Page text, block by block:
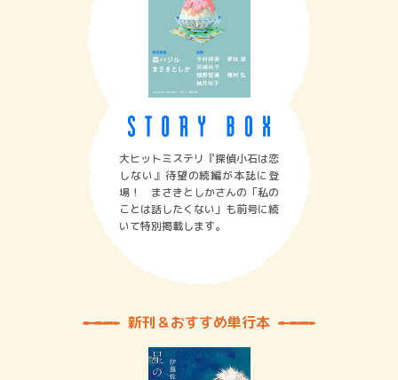
大ヒットミステリ『探偵小石は恋
しない』待望の続編が本誌に登
場！ まさきとしかさんの「私の
ことは話したくない」も前号に続
いて特別掲載します。
新刊＆おすすめ単行本